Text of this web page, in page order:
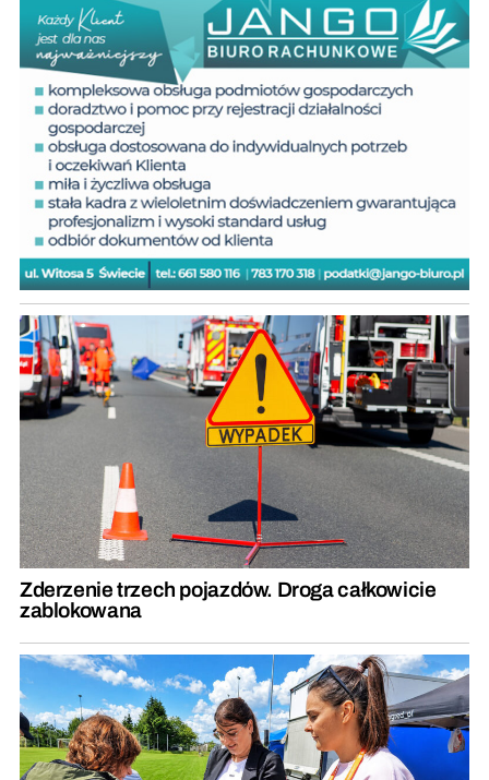
Zderzenie trzech pojazdów. Droga całkowicie
zablokowana